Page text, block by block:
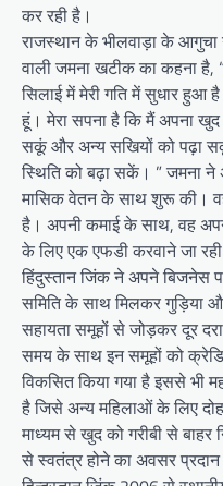
कर रही है।
राजस्थान के भीलवाड़ा के
वाली जमना खटीक का कहना
सिलाई में मेरी गति में सुधार हुआ
हूं। मेरा सपना है कि मैं अपना
सकूं और अन्य सखियों को पढ़ा
स्थिति को बढ़ा सकें। ” जमना
मासिक वेतन के साथ शुरू की।
है। अपनी कमाई के साथ, वह
के लिए एक एफडी करवाने जा
हिंदुस्तान जिंक ने अपने बिजनेस
समिति के साथ मिलकर गुड़िया
सहायता समूहों से जोड़कर दूर
समय के साथ इन समूहों को
विकसित किया गया है इससे भी
है जिसे अन्य महिलाओं के लिए
माध्यम से खुद को गरीबी से
से स्वतंत्र होने का अवसर प्रदान